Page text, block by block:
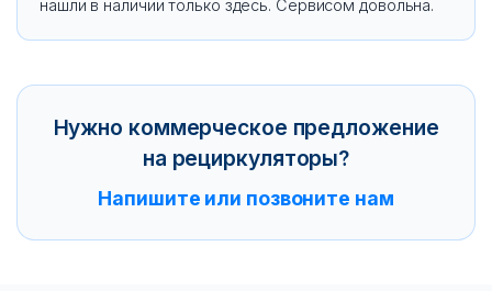
нашли в наличии только здесь. Сервисом довольна.
Нужно коммерческое предложение
на рециркуляторы?
Напишите или позвоните нам